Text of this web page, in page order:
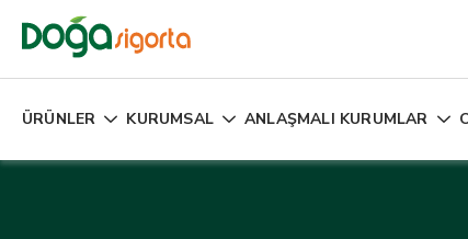
ÜRÜNLER KURUMSAL ANLAŞMALI KURUMLAR